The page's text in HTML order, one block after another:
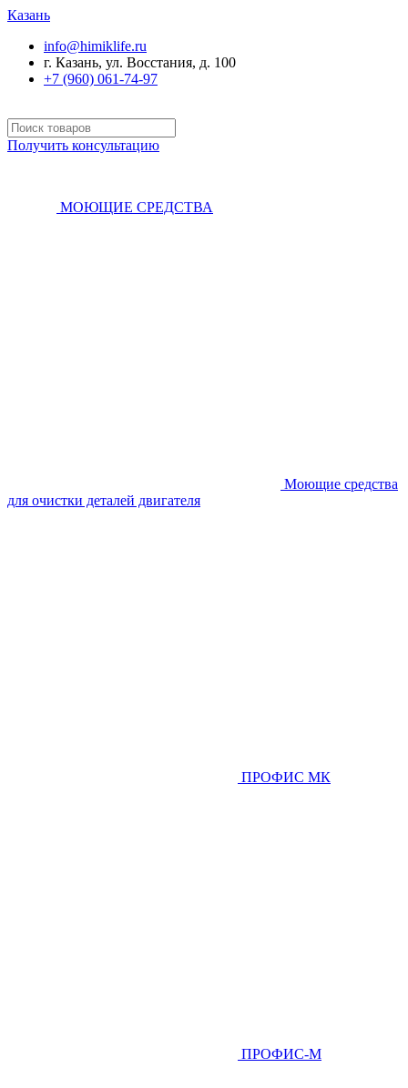
Казань
info@himiklife.ru
г. Казань, ул. Восстания, д. 100
+7 (960) 061-74-97
Получить консультацию
МОЮЩИЕ СРЕДСТВА
Моющие средства
для очистки деталей двигателя
ПРОФИС МК
ПРОФИС-М